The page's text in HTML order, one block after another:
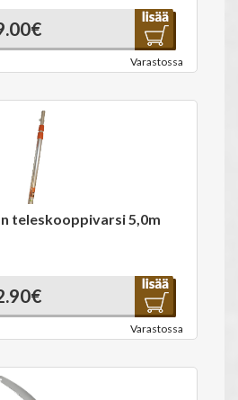
Varastossa
teleskooppivarsi 5,0m
Varastossa